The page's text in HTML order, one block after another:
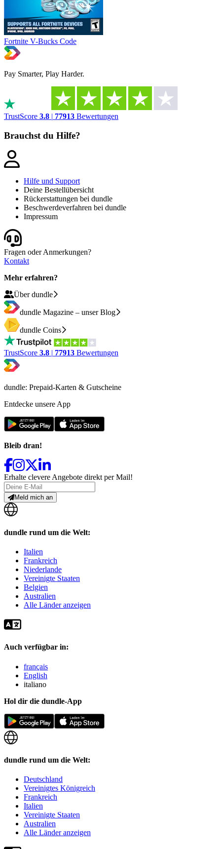
Fortnite V-Bucks Code
Pay Smarter, Play Harder.
TrustScore 3.8 | 77913 Bewertungen
Brauchst du Hilfe?
Hilfe und Support
Deine Bestellübersicht
Rückerstattungen bei dundle
Beschwerdeverfahren bei dundle
Impressum
Fragen oder Anmerkungen?
Kontakt
Mehr erfahren?
Über dundle
dundle Magazine – unser Blog
dundle Coins
TrustScore 3.8 | 77913 Bewertungen
dundle: Prepaid-Karten & Gutscheine
Entdecke unsere App
Bleib dran!
Erhalte clevere Angebote direkt per Mail!
Meld mich an
dundle rund um die Welt:
Italien
Frankreich
Niederlande
Vereinigte Staaten
Belgien
Australien
Alle Länder anzeigen
Auch verfügbar in:
français
English
italiano
Hol dir die dundle-App
dundle rund um die Welt:
Deutschland
Vereinigtes Königreich
Frankreich
Italien
Vereinigte Staaten
Australien
Alle Länder anzeigen